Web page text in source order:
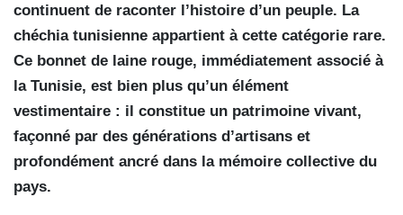
continuent de raconter l’histoire d’un peuple. La
chéchia tunisienne appartient à cette catégorie rare.
Ce bonnet de laine rouge, immédiatement associé à
la Tunisie, est bien plus qu’un élément
vestimentaire : il constitue un patrimoine vivant,
façonné par des générations d’artisans et
profondément ancré dans la mémoire collective du
pays.